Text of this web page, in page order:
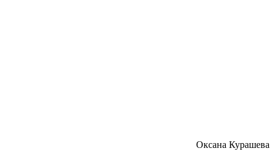
Оксана Курашева